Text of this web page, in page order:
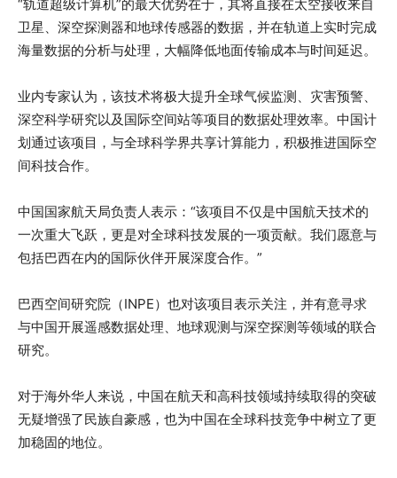
“轨道超级计算机”的最大优势在于，其将直接在太空接收来自
卫星、深空探测器和地球传感器的数据，并在轨道上实时完成
海量数据的分析与处理，大幅降低地面传输成本与时间延迟。
业内专家认为，该技术将极大提升全球气候监测、灾害预警、
深空科学研究以及国际空间站等项目的数据处理效率。中国计
划通过该项目，与全球科学界共享计算能力，积极推进国际空
间科技合作。
中国国家航天局负责人表示：“该项目不仅是中国航天技术的
一次重大飞跃，更是对全球科技发展的一项贡献。我们愿意与
包括巴西在内的国际伙伴开展深度合作。”
巴西空间研究院（INPE）也对该项目表示关注，并有意寻求
与中国开展遥感数据处理、地球观测与深空探测等领域的联合
研究。
对于海外华人来说，中国在航天和高科技领域持续取得的突破
无疑增强了民族自豪感，也为中国在全球科技竞争中树立了更
加稳固的地位。